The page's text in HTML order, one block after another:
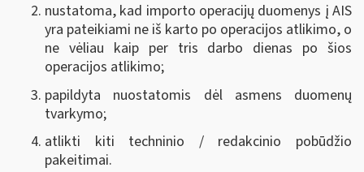
nustatoma, kad importo operacijų duomenys į AIS
yra pateikiami ne iš karto po operacijos atlikimo, o
ne vėliau kaip per tris darbo dienas po šios
operacijos atlikimo;
papildyta nuostatomis dėl asmens duomenų
tvarkymo;
atlikti kiti techninio / redakcinio pobūdžio
pakeitimai.